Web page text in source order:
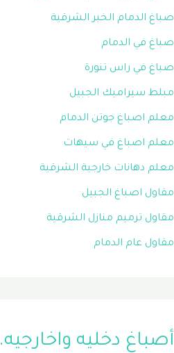
صباغ الدمام الخبر الشرقية
صباغ في الدمام
صباغ في راس تنورة
مبلط سيراميك الجبيل
معلم اصباغ جوتن الدمام
معلم اصباغ في سيهات
معلم دهانات خارجية الشرقية
مقاول اصباغ الجبيل
مقاول ترميم منازل الشرقية
مقاول عام الدمام
أصباغ دخليه واخارجيه.